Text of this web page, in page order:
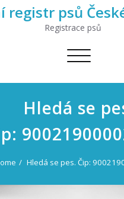
registr psů
Registrace psů
Toggle
Hledá se
Hledá se pes. Čip: